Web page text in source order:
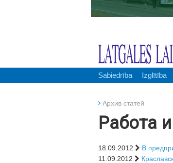
Sabiedrība Izglītība
Архив статей
Работа
18.09.2012
В
11.09.2012